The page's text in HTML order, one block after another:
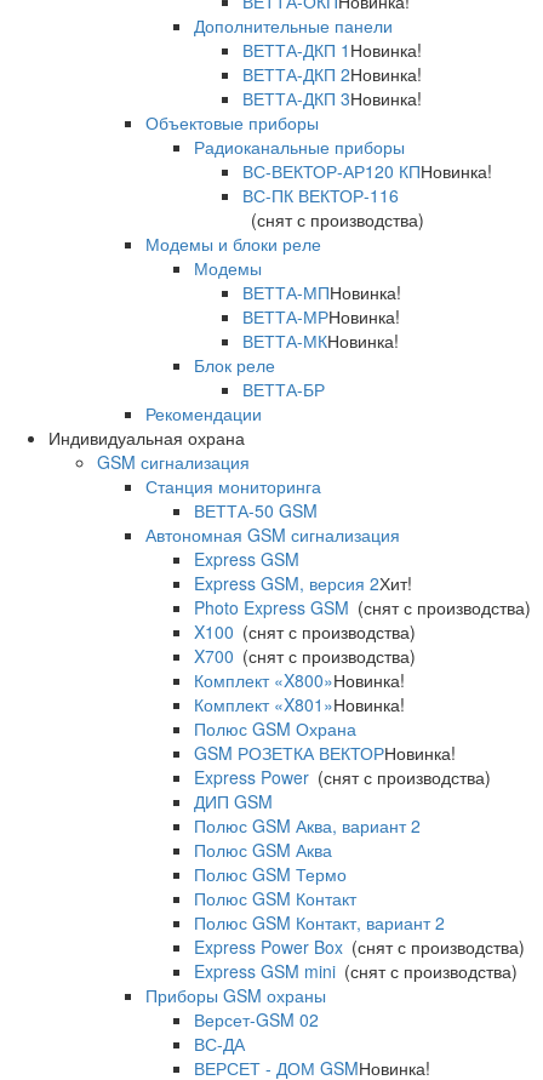
Дополнительные панели
ВЕТТА-ДКП 1 Новинка!
ВЕТТА-ДКП 2Новинка!
ВЕТТА-ДКП 3Новинка!
Объектовые приборы
Радиоканальные приборы
ВС-ВЕКТОР-АР120 КПНовинка!
ВС-ПК ВЕКТОР-116
(снят с производства)
Модемы и блоки реле
Модемы
ВЕТТА-МПНовинка!
ВЕТТА-МРНовинка!
ВЕТТА-МКНовинка!
Блок реле
ВЕТТА-БР
Рекомендации
Индивидуальная охрана
GSM сигнализация
Станция мониторинга
ВЕТТА-50 GSM
Автономная GSM сигнализация
Express GSM
Express GSM, версия 2Хит!
Photo Express GSM (снят с производства)
X100 (снят с производства)
X700 (снят с производства)
Комплект «X800»Новинка!
Комплект «X801»Новинка!
Полюс GSM Охрана
GSM РОЗЕТКА ВЕКТОРНовинка!
Express Power (снят с производства)
ДИП GSM
Полюс GSM Аква, вариант 2
Полюс GSM Аква
Полюс GSM Термо
Полюс GSM Контакт
Полюс GSM Контакт, вариант 2
Express Power Box (снят с производства)
Express GSM mini (снят с производства)
Приборы GSM охраны
Версет-GSM 02
ВС-ДА
ВЕРСЕТ - ДОМ GSMНовинка!